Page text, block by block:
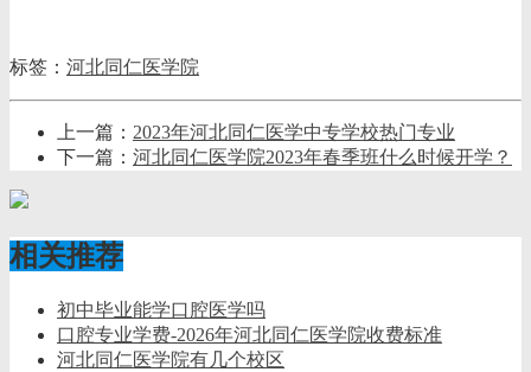
标签： 河北同仁医学院
上一篇： 2023年河北同仁医学中专学校热门专业
下一篇： 河北同仁医学院2023年春季班什么时候开学？
相关推荐
初中毕业能学口腔医学吗
口腔专业学费-2026年河北同仁医学院收费标准
河北同仁医学院有几个校区